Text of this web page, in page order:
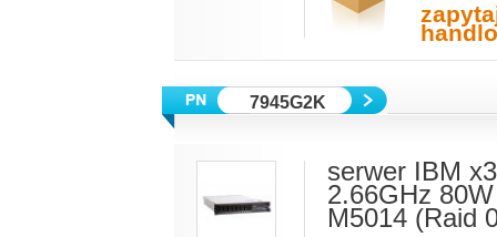
7945G2K
serwer IBM
2.66GHz
M5014 (Raid